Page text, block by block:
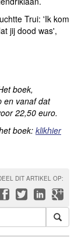
Trui: 'Ik kom
jij dood was',
boek,
en vanaf dat
22,50 euro.
boek: klikhier
DIT ARTIKEL OP: